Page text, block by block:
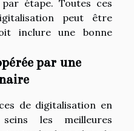
étape. Toutes ces
peut être
inclure une bonne
par une
de digitalisation en
les meilleures